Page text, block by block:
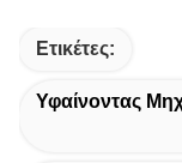
Ετικέτες:
Υφαίνοντας